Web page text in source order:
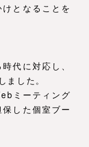
となることを
代に対応し、
した。
ミーティング
した個室ブー